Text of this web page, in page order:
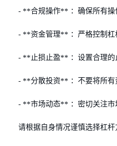
- **合规操作** ：确保所有操
- **资金管理** ：严格控制杠
- **止损止盈** ：设置合理的
- **分散投资** ：不要将所有
- **市场动态** ：密切关注市
请根据自身情况谨慎选择杠杆